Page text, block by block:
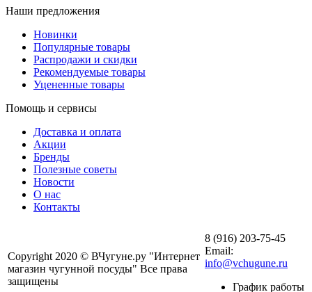
Наши предложения
Новинки
Популярные товары
Распродажи и скидки
Рекомендуемые товары
Уцененные товары
Помощь и сервисы
Доставка и оплата
Акции
Бренды
Полезные советы
Новости
О нас
Контакты
Copyright 2020 © ВЧугуне.ру "Интернет
магазин чугунной посуды" Все права
защищены
8 (916) 203-75-45
Email:
info@vchugune.ru
График работы